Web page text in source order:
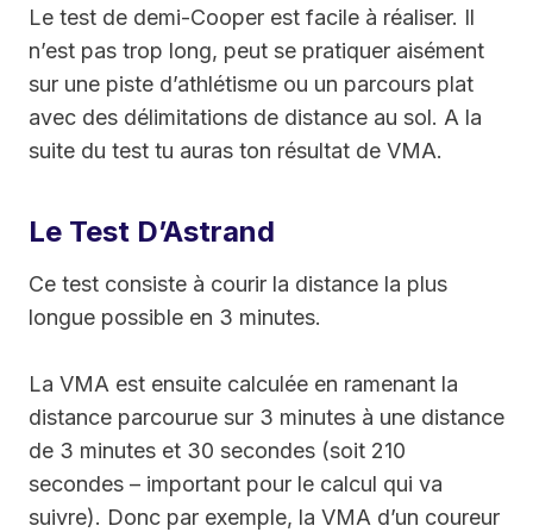
Le test de demi-Cooper est facile à réaliser. Il
n’est pas trop long, peut se pratiquer aisément
sur une piste d’athlétisme ou un parcours plat
avec des délimitations de distance au sol. A la
suite du test tu auras ton résultat de VMA.
Le Test D’Astrand
Ce test consiste à courir la distance la plus
longue possible en 3 minutes.
La VMA est ensuite calculée en ramenant la
distance parcourue sur 3 minutes à une distance
de 3 minutes et 30 secondes (soit 210
secondes – important pour le calcul qui va
suivre). Donc par exemple, la VMA d’un coureur